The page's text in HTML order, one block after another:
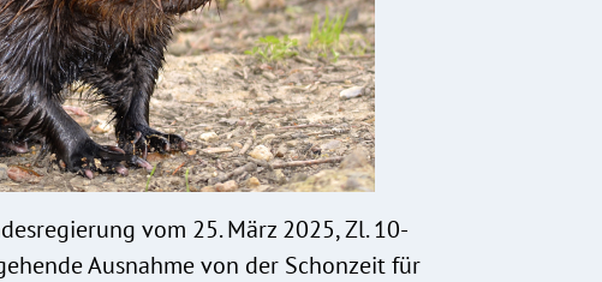
vom 25. März 2025, Zl. 10-
Ausnahme von der Schonzeit für